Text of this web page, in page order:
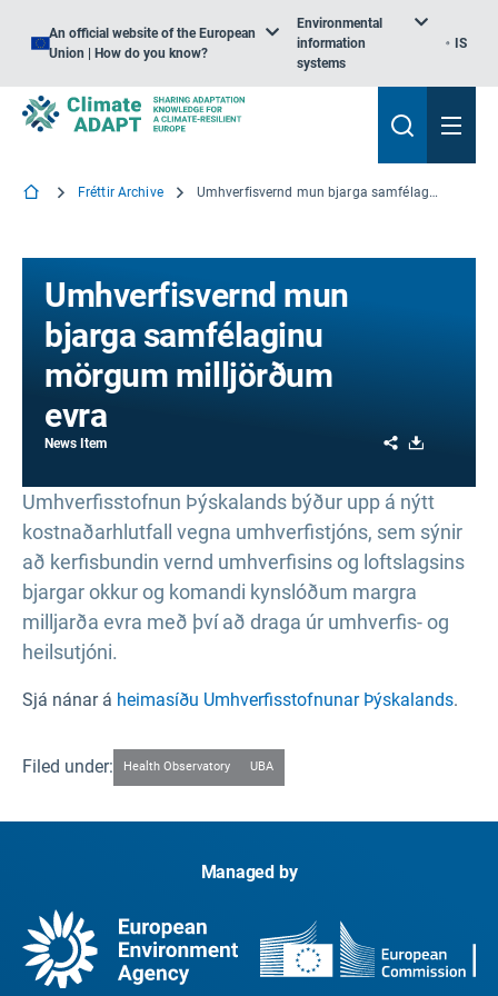
An official website of the European
Union | How do you know?
Environmental
information
systems
IS
Fréttir Archive Umhverfisvernd mun bjarga samfélaginu mörgum milljörðum evra
Umhverfisvernd mun
bjarga samfélaginu
mörgum milljörðum
evra
News Item Share
Umhverfisstofnun Þýskalands býður upp á nýtt
kostnaðarhlutfall vegna umhverfistjóns, sem sýnir
að kerfisbundin vernd umhverfisins og loftslagsins
bjargar okkur og komandi kynslóðum margra
milljarða evra með því að draga úr umhverfis- og
heilsutjóni.
Sjá nánar á heimasíðu Umhverfisstofnunar Þýskalands.
Filed under: Health Observatory UBA
Managed by